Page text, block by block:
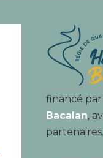
financé par
Bacalan,
partenaires.